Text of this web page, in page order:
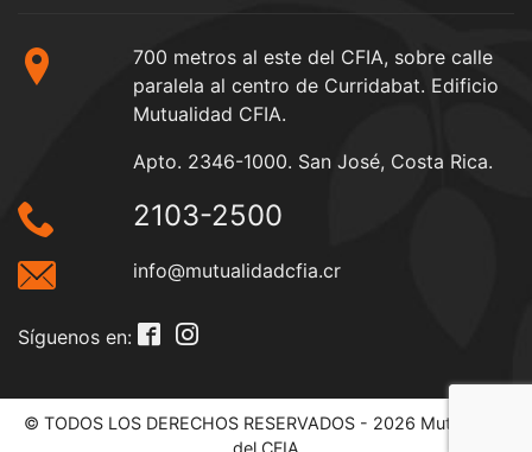
700 metros al este del CFIA, sobre calle
paralela al centro de Curridabat. Edificio
Mutualidad CFIA.
Apto. 2346-1000. San José, Costa Rica.
2103-2500
info@mutualidadcfia.cr
Síguenos en:
© TODOS LOS DERECHOS RESERVADOS - 2026 Mutualidad
del CFIA